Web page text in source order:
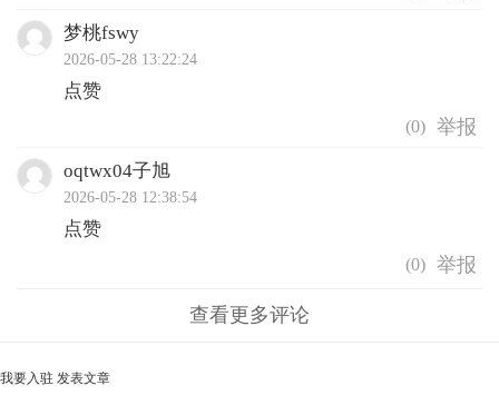
梦桃fswy
2026-05-28 13:22:24
点赞
(0)
oqtwx04子旭
2026-05-28 12:38:54
点赞
(0)
查看更多评论
我要入驻 发表文章